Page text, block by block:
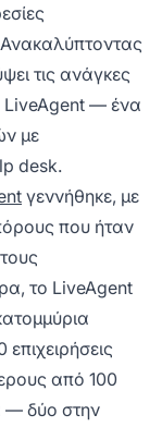
τις ανάγκες
LiveAgent — ένα
με
desk.
γεννήθηκε, με
που ήταν
το LiveAgent
από 100
— δύο στην